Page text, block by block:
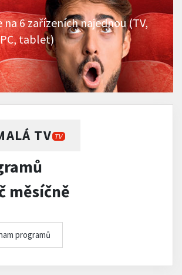
na 6 zařízeních najednou (TV,
tablet)
TV TV
měsíčně
programů